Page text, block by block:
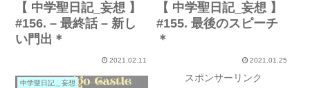
【 中学聖日記_妄想 】
#156. – 最終話 – 新し
い門出＊
2021.02.11
【 中学聖日記_妄想 】
#155. 最後のスピーチ
＊
2021.01.25
中学聖日記＿妄想
スポンサーリンク